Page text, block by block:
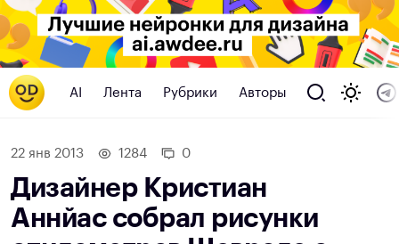
AI Лента Рубрики Авторы
22 янв 2013 1284 0
Дизайнер Кристиан
Аннйас собрал рисунки